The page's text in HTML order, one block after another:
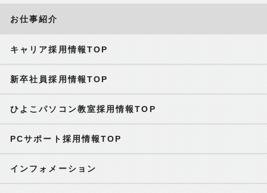
お仕事紹介
キャリア採用情報TOP
新卒社員採用情報TOP
ひよこパソコン教室採用情報TOP
PCサポート採用情報TOP
インフォメーション